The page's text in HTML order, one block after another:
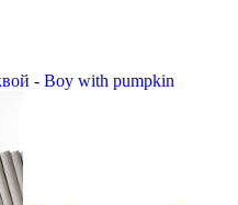
- Boy with pumpkin